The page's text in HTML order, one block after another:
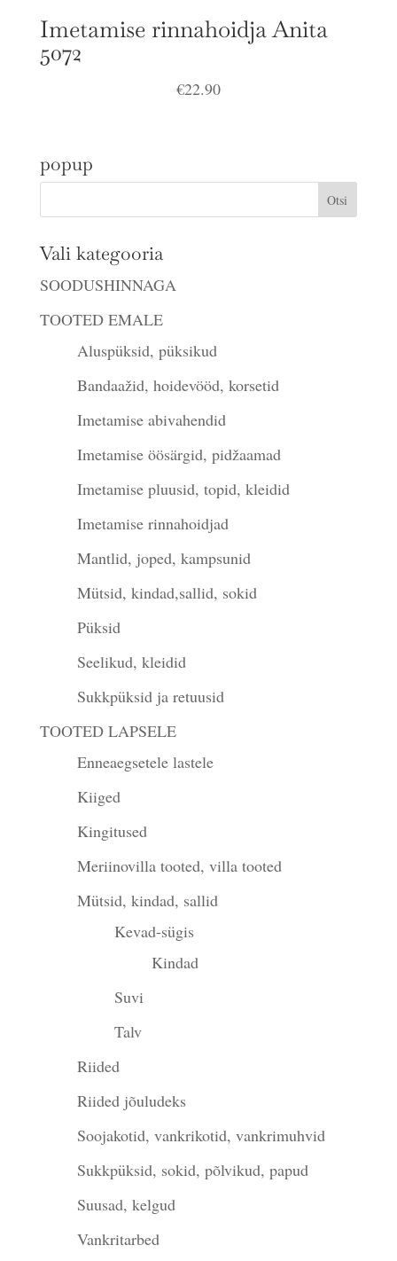
Imetamise rinnahoidja Anita
5072
€22.90
popup
Vali kategooria
SOODUSHINNAGA
TOOTED EMALE
Aluspüksid, püksikud
Bandaažid, hoidevööd, korsetid
Imetamise abivahendid
Imetamise öösärgid, pidžaamad
Imetamise pluusid, topid, kleidid
Imetamise rinnahoidjad
Mantlid, joped, kampsunid
Mütsid, kindad,sallid, sokid
Püksid
Seelikud, kleidid
Sukkpüksid ja retuusid
TOOTED LAPSELE
Enneaegsetele lastele
Kiiged
Kingitused
Meriinovilla tooted, villa tooted
Mütsid, kindad, sallid
Kevad-sügis
Kindad
Suvi
Talv
Riided
Riided jõuludeks
Soojakotid, vankrikotid, vankrimuhvid
Sukkpüksid, sokid, põlvikud, papud
Suusad, kelgud
Vankritarbed